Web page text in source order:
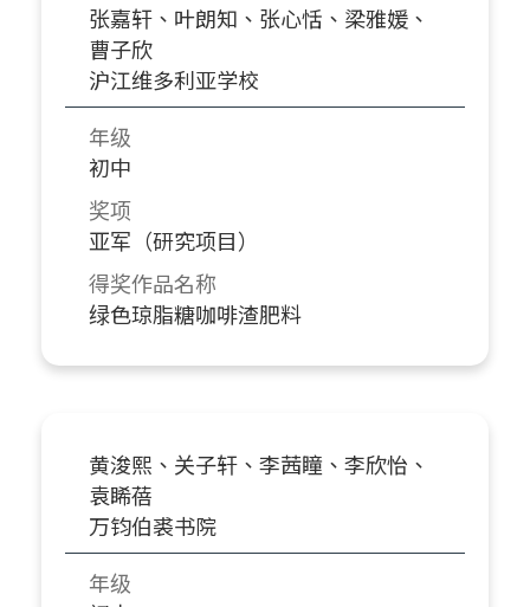
张嘉轩、叶朗知、张心恬、梁雅媛、
曹子欣
沪江维多利亚学校
年级
初中
奖项
亚军（研究项目）
得奖作品名称
绿色琼脂糖咖啡渣肥料
黄浚熙、关子轩、李茜瞳、李欣怡、
袁睎蓓
万钧伯裘书院
年级